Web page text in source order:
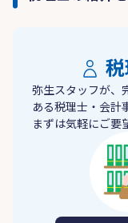
弥生スタッフが、
ある税理士・会計
まずは気軽にご要